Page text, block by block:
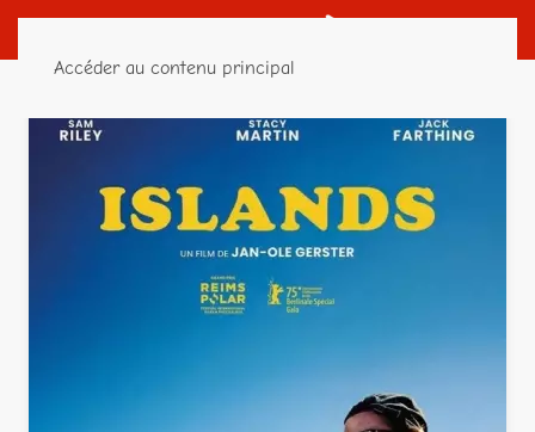
Accéder au contenu principal